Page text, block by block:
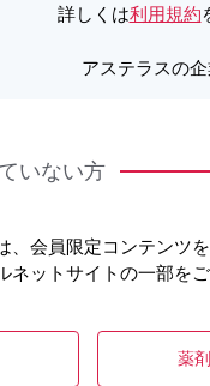
の回答をまとめた弊社
されるものであり、第
けるご判断は、医療
かねます。
ど）にご確認ください。
ましては、販売元に
化された添付文書を
詳しくは利用規約
アステラスの
いない方
、会員限定コンテンツ
ネットサイトの一部を
薬